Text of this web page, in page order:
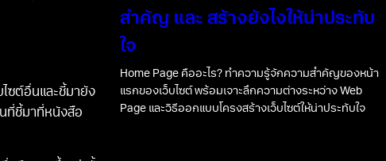
ซต์อื่นและชี้มายัง
ที่ชี้มาที่หนังสือ
สำคัญ และ สร้างยังไงให้น่าประทับ
ใจ
Home Page คืออะไร? ทำความรู้จักความสำคัญของหน้า
แรกของเว็บไซต์ พร้อมเจาะลึกความต่างระหว่าง Web
Page และวิธีออกแบบโครงสร้างเว็บไซต์ให้น่าประทับใจ